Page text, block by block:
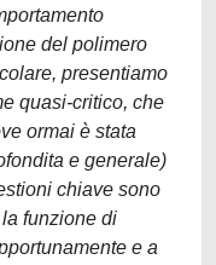
del polimero
presentiamo
quasi-critico, che
ormai è stata
e generale)
chiave sono
funzione di
e a